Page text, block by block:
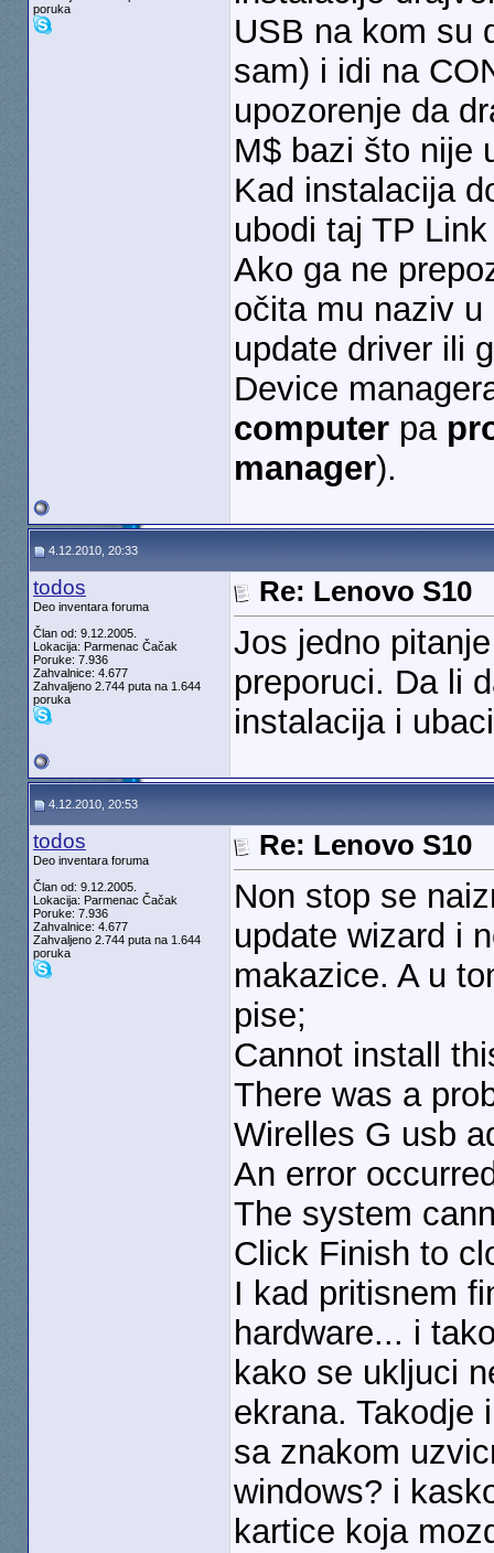
poruka
USB na kom su
sam) i idi na
upozorenje da
M$ bazi što nije
Kad instalacija
ubodi taj TP
Ako ga ne
očita mu naziv
update driver ili
Device
computerpa
manager).
4.12.2010, 20:33
todos
Deo inventara foruma
Član od: 9.12.2005.
Lokacija: Parmenac Čačak
Poruke: 7.936
Zahvalnice: 4.677
Zahvaljeno 2.744 puta na 1.644
poruka
Re: Lenovo S10
Jos jedno
preporuci. Da li
instalacija i
4.12.2010, 20:53
todos
Deo inventara foruma
Član od: 9.12.2005.
Lokacija: Parmenac Čačak
Poruke: 7.936
Zahvalnice: 4.677
Zahvaljeno 2.744 puta na 1.644
poruka
Re: Lenovo S10
Non stop se
update wizard i
makazice. A u
pise;
Cannot install
There was a
Wirelles G usb
An error
The system
Click Finish to
I kad pritisnem
hardware... i
kako se ukljuci
ekrana. Takodje
sa znakom
windows? i
kartice koja